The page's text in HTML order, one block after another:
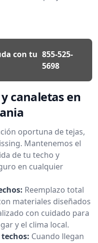
con tu 855-525-
5698
canaletas en
oportuna de tejas,
Mantenemos el
de tu techo y
en cualquier
Reemplazo total
materiales diseñados
con cuidado para
y el clima local.
Cuando llegan